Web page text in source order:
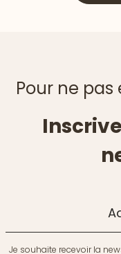
Pour ne
Je souhaite recevoir la